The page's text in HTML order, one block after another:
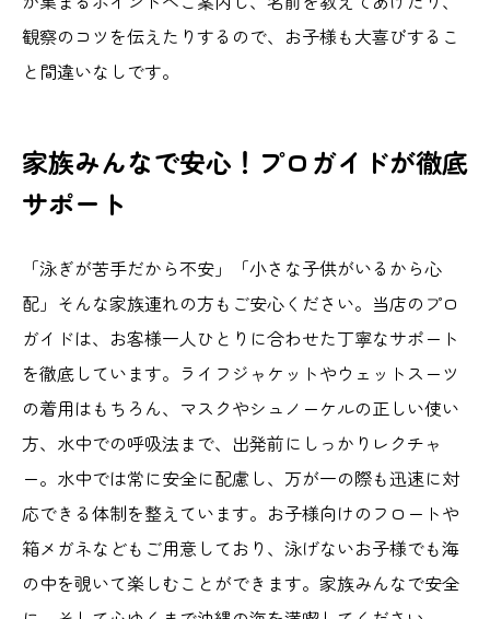
観察のコツを伝えたりするので、お子様も大喜びするこ
と間違いなしです。
家族みんなで安心！プロガイドが徹底
サポート
「泳ぎが苦手だから不安」「小さな子供がいるから心
配」そんな家族連れの方もご安心ください。当店のプロ
ガイドは、お客様一人ひとりに合わせた丁寧なサポート
を徹底しています。ライフジャケットやウェットスーツ
の着用はもちろん、マスクやシュノーケルの正しい使い
方、水中での呼吸法まで、出発前にしっかりレクチャ
ー。水中では常に安全に配慮し、万が一の際も迅速に対
応できる体制を整えています。お子様向けのフロートや
箱メガネなどもご用意しており、泳げないお子様でも海
の中を覗いて楽しむことができます。家族みんなで安全